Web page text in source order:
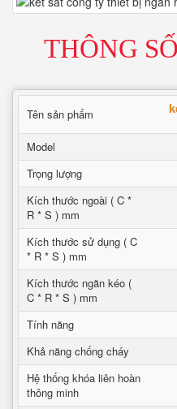
THÔNG
Tên sản phẩm
Model
Trọng lượng
Kích thước ngoài ( C *
R * S ) mm
Kích thước sử dụng ( C
* R * S ) mm
Kích thước ngăn kéo (
C * R * S ) mm
Tính năng
Khả năng chống cháy
Hệ thống khóa liên hoàn
thông minh